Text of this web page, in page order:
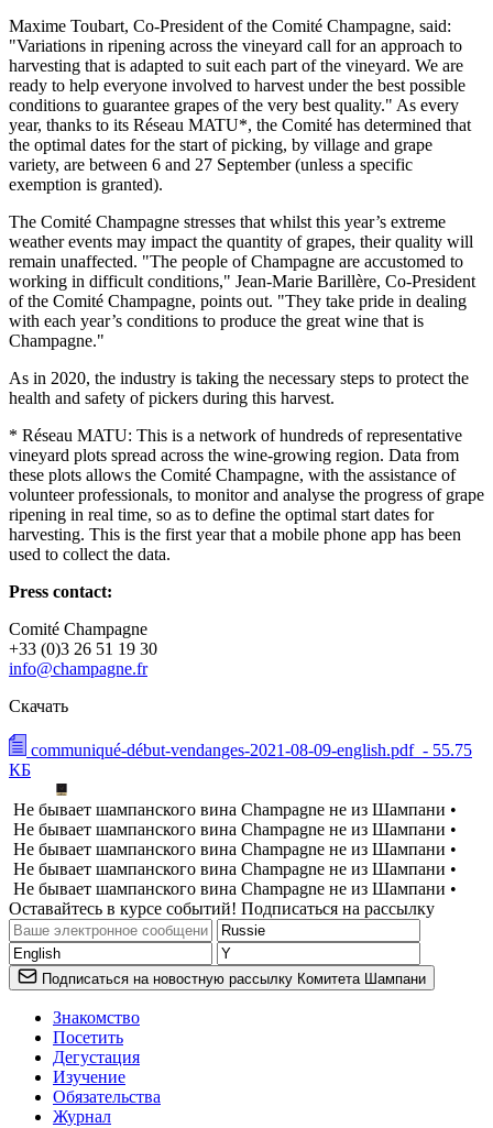
Maxime Toubart, Co-President of the Comité Champagne, said:
"Variations in ripening across the vineyard call for an approach to
harvesting that is adapted to suit each part of the vineyard. We are
ready to help everyone involved to harvest under the best possible
conditions to guarantee grapes of the very best quality." As every
year, thanks to its Réseau MATU*, the Comité has determined that
the optimal dates for the start of picking, by village and grape
variety, are between 6 and 27 September (unless a specific
exemption is granted).
The Comité Champagne stresses that whilst this year’s extreme
weather events may impact the quantity of grapes, their quality will
remain unaffected. "The people of Champagne are accustomed to
working in difficult conditions," Jean-Marie Barillère, Co-President
of the Comité Champagne, points out. "They take pride in dealing
with each year’s conditions to produce the great wine that is
Champagne."
As in 2020, the industry is taking the necessary steps to protect the
health and safety of pickers during this harvest.
* Réseau MATU: This is a network of hundreds of representative
vineyard plots spread across the wine-growing region. Data from
these plots allows the Comité Champagne, with the assistance of
volunteer professionals, to monitor and analyse the progress of grape
ripening in real time, so as to define the optimal start dates for
harvesting. This is the first year that a mobile phone app has been
used to collect the data.
Press contact:
Comité Champagne
+33 (0)3 26 51 19 30
info@champagne.fr
Скачать
communiqué-début-vendanges-2021-08-09-english.pdf - 55.75
КБ
Не бывает шампанского вина Champagne не из Шампани •
Не бывает шампанского вина Champagne не из Шампани •
Не бывает шампанского вина Champagne не из Шампани •
Не бывает шампанского вина Champagne не из Шампани •
Не бывает шампанского вина Champagne не из Шампани •
Оставайтесь в курсе событий! Подписаться на рассылку
Подписаться на новостную рассылку Комитета Шампани
Знакомство
Посетить
Дегустация
Изучение
Обязательства
Журнал